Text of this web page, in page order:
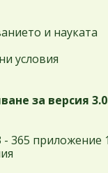
и науката
условия
за версия
365 приложение